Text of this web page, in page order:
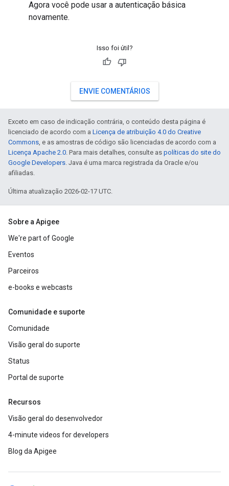
Agora você pode usar a autenticação básica
novamente.
Isso foi útil?
ENVIE COMENTÁRIOS
Exceto em caso de indicação contrária, o conteúdo desta página é
licenciado de acordo com a Licença de atribuição 4.0 do Creative
Commons, e as amostras de código são licenciadas de acordo com a
Licença Apache 2.0. Para mais detalhes, consulte as políticas do site do
Google Developers. Java é uma marca registrada da Oracle e/ou
afiliadas.
Última atualização 2026-02-17 UTC.
Sobre a Apigee
We're part of Google
Eventos
Parceiros
e-books e webcasts
Comunidade e suporte
Comunidade
Visão geral do suporte
Status
Portal de suporte
Recursos
Visão geral do desenvolvedor
4-minute videos for developers
Blog da Apigee